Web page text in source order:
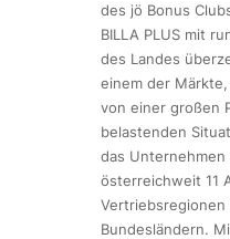
des jö Bonus
BILLA PLUS mit
des Landes
einem der
von einer großen
belastenden
das
österreichweit 11
Vertriebsregionen
Bundesländern.